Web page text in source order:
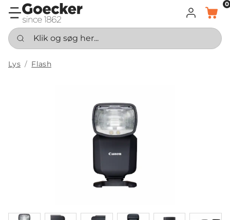
LOG INDKURV
0
Klik og søg her...
Lys Flash